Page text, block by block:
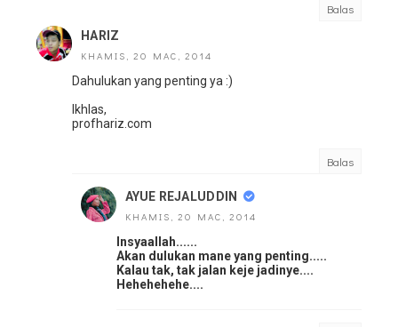
Balas
HARIZ
KHAMIS, 20 MAC, 2014
Dahulukan yang penting ya :)
Ikhlas,
profhariz.com
Balas
AYUE REJALUDDIN
KHAMIS, 20 MAC, 2014
Insyaallah......
Akan dulukan mane yang penting.....
Kalau tak, tak jalan keje jadinye....
Hehehehehe....